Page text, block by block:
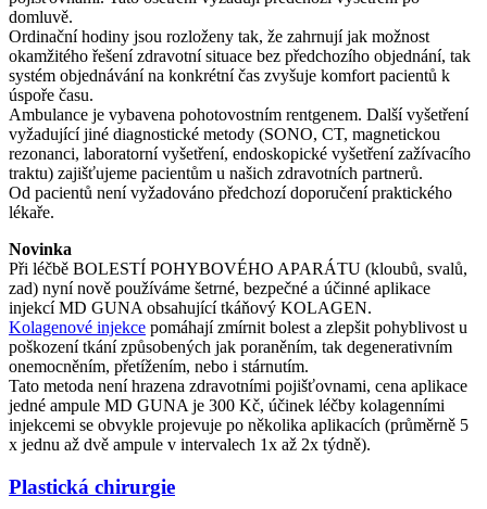
domluvě.
Ordinační hodiny jsou rozloženy tak, že zahrnují jak možnost
okamžitého řešení zdravotní situace bez předchozího objednání, tak
systém objednávání na konkrétní čas zvyšuje komfort pacientů k
úspoře času.
Ambulance je vybavena pohotovostním rentgenem. Další vyšetření
vyžadující jiné diagnostické metody (SONO, CT, magnetickou
rezonanci, laboratorní vyšetření, endoskopické vyšetření zažívacího
traktu) zajišťujeme pacientům u našich zdravotních partnerů.
Od pacientů není vyžadováno předchozí doporučení praktického
lékaře.
Novinka
Při léčbě BOLESTÍ POHYBOVÉHO APARÁTU (kloubů, svalů,
zad) nyní nově používáme šetrné, bezpečné a účinné aplikace
injekcí MD GUNA obsahující tkáňový KOLAGEN.
Kolagenové injekce pomáhají zmírnit bolest a zlepšit pohyblivost u
poškození tkání způsobených jak poraněním, tak degenerativním
onemocněním, přetížením, nebo i stárnutím.
Tato metoda není hrazena zdravotními pojišťovnami, cena aplikace
jedné ampule MD GUNA je 300 Kč, účinek léčby kolagenními
injekcemi se obvykle projevuje po několika aplikacích (průměrně 5
x jednu až dvě ampule v intervalech 1x až 2x týdně).
Plastická chirurgie